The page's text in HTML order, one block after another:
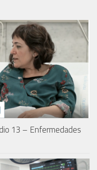
13 – Enfermedades